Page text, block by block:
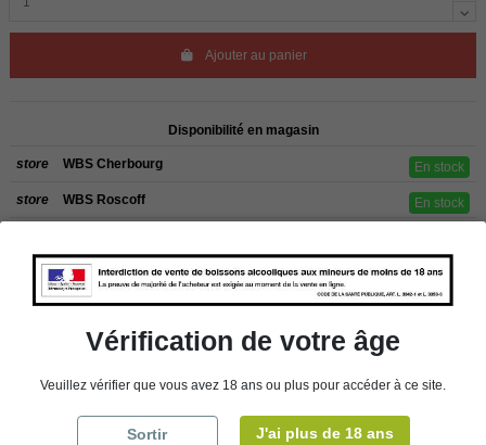
Ajouter au panier
Disponibilité en magasin
store WBS Cherbourg En stock
store WBS Roscoff En stock
Les commandes sont uniquement livrées en France métropolitaine. Pour les
clients de l’étranger, retrait sur place dans nos magasins de ROSCOFF ou
CHERBOURG.
Vérification de votre âge
Veuillez vérifier que vous avez 18 ans ou plus pour accéder à ce site.
Sortir J'ai plus de 18 ans